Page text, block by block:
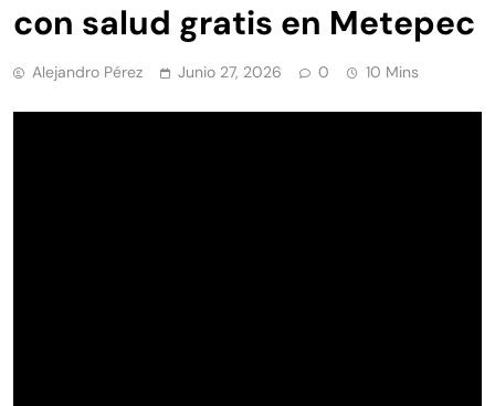
con salud gratis en Metepec
Alejandro Pérez Junio 27, 2026 0 10 Mins